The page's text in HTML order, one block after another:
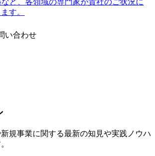
す。
い合わせ
規事業に関する最新の知見や実践ノウハ